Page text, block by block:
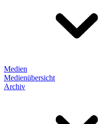
Medien
Medienübersicht
Archiv